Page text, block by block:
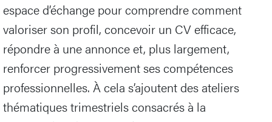
espace d’échange pour comprendre comment
valoriser son profil, concevoir un CV efficace,
répondre à une annonce et, plus largement,
renforcer progressivement ses compétences
professionnelles. À cela s’ajoutent des ateliers
thématiques trimestriels consacrés à la